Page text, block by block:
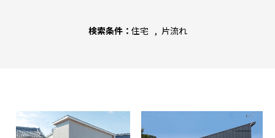
検索条件： 住宅 片流れ